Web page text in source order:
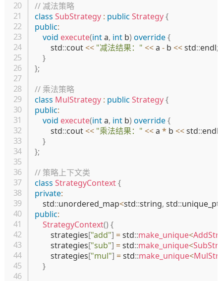
// 减法策略
class SubStrategy : public Strategy{
public:
void execute(int a, int b) override{
        std
::cout << "减法结果：" << a - b << std::endl;
}
};
// 乘法策略
class MulStrategy : public Strategy{
public:
void execute(int a, int b) override{
        std
::cout << "乘法结果：" << a * b << std::endl
}
};
// 策略上下文类
class StrategyContext{
private:
    std
::unordered_map<std::string, std::
public:
StrategyContext() {
        strategies
["add"] = std::make_unique<
        strategies
["sub"] = std::make_unique<
        strategies
["mul"] = std::make_unique<
}